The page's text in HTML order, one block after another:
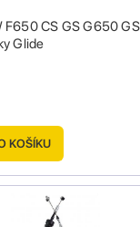
F650 CS GS G650
Glide
KOŠÍKU